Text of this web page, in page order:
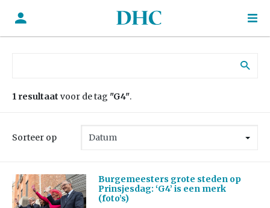
1 resultaat voor de tag "G4".
Sorteer op
Burgemeesters grote steden op
Prinsjesdag: ‘G4’ is een merk
(foto’s)